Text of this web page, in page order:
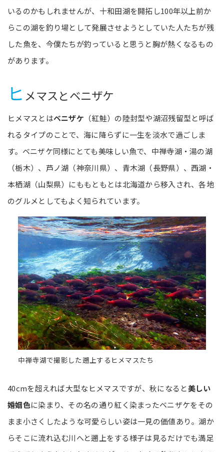
いるのかもしれませんが、十和田湖を開拓し100年以上前か
らこの湖を釣り場として発展させようとしていた人たちが残
した魚を、今僕たちが釣っていると思うと胸が熱くなるもの
があります。
ヒ メマスとベニザケ
ヒメマスとはベニザケ （紅鮭）の陸封型や湖沼残留型と呼ば
れるタイプのことで、海に降らずに一生を淡水で過ごしま
す。ベニザケ同様にとても美味しい魚で、中禅寺湖・湯の湖
（栃木）、芦ノ湖（神奈川県）、青木湖（長野県）、西湖・
本栖湖（山梨県）にももともとは北海道から移入され、各地
のグルメとしてもよく知られています。
中禅寺湖で撮影した遡上するヒメマスたち
40cmを超えれば大型なヒメマスですが、秋になると美しい
婚姻色に染まり、その名の通り紅く染まったベニザケをその
まま小さくしたような可愛らしい姿は一見の価値あり。湖か
らそこに流れ込む川へと遡上をする様子は見るだけでも満足